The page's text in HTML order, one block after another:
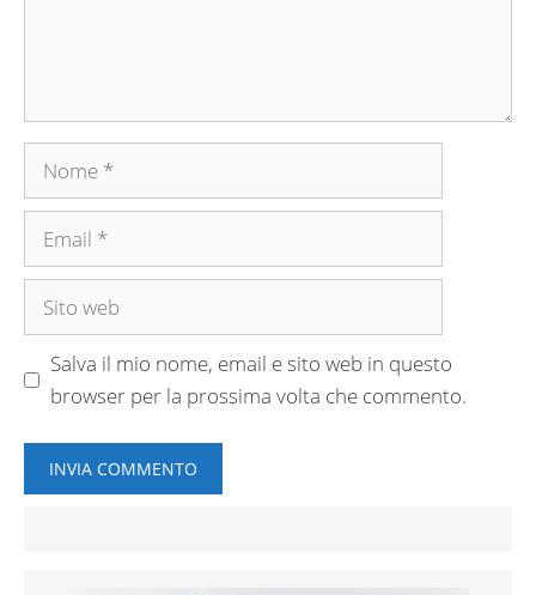
Nome
Email
Sito
Salva il mio nome, email e sito web in questo
browser per la prossima volta che commento.